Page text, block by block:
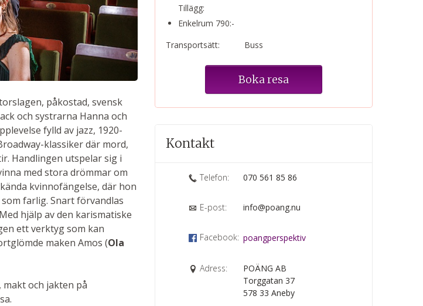
påkostad, svensk
och systrarna Hanna och
fylld av jazz, 1920-
klassiker där mord,
Handlingen utspelar sig i
med stora drömmar om
kvinnofängelse, där hon
farlig. Snart förvandlas
hjälp av den karismatiske
ett verktyg som kan
maken Amos (Ola
och jakten på
Tillägg:
Enkelrum 790:-
Transportsätt:
Buss
Boka resa
Kontakt
Telefon: 070 561 85 86
E-post: info@poang.nu
Facebook: poangperspektiv
Adress:
POÄNG AB
Torggatan 37
578 33 Aneby